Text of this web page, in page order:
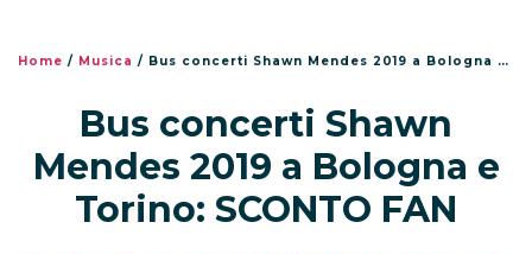
Home / Musica / Bus concerti Shawn Mendes 2019 a Bologna e Torino: SCONTO FAN
Bus concerti Shawn
Mendes 2019 a Bologna e
Torino: SCONTO FAN